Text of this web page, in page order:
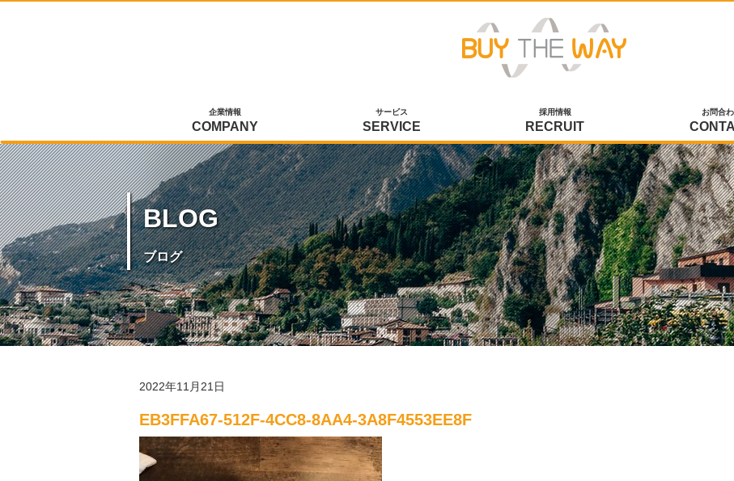
企業情報
COMPANY
サービス
SERVICE
採用情報
RECRUIT
お問合
BLOG
ブログ
2022年11月21日
EB3FFA67-512F-4CC8-8AA4-3A8F4553EE8F